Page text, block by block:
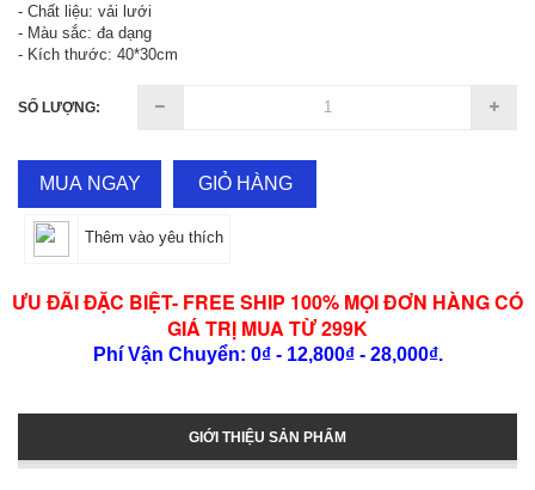
- Chất liệu: vải lưới
- Màu sắc: đa dạng
- Kích thước: 40*30cm
SỐ LƯỢNG:
MUA NGAY GIỎ HÀNG
Thêm vào yêu thích
ƯU ĐÃI ĐẶC BIỆT- FREE SHIP 100% MỌI ĐƠN HÀNG CÓ
GIÁ TRỊ MUA TỪ 299K
Phí Vận Chuyển: 0₫ - 12,800₫ - 28,000₫.
GIỚI THIỆU SẢN PHẨM